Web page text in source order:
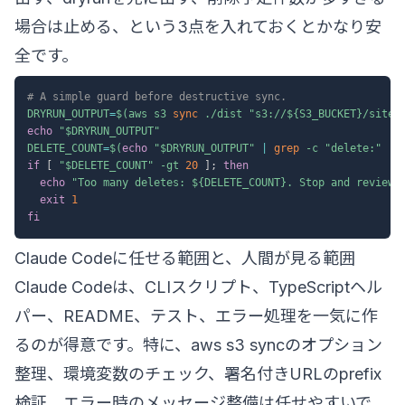
場合は止める、という3点を入れておくとかなり安
全です。
# A simple guard before destructive sync.
DRYRUN_OUTPUT=$( aws s3 sync ./dist "s3://${S3_BUCKET}/site/
echo
"$DRYRUN_OUTPUT"
DELETE_COUNT=$(echo "$DRYRUN_OUTPUT" grep -c "delete:"
if
"$DELETE_COUNT" -gt 20 ;
then
echo
"Too many deletes: ${DELETE_COUNT} . Stop and
exit
1
fi
Claude Codeに任せる範囲と、人間が見る範囲
Claude Codeは、CLIスクリプト、TypeScriptヘル
パー、README、テスト、エラー処理を一気に作
るのが得意です。特に、aws s3 syncのオプション
整理、環境変数のチェック、署名付きURLのprefix